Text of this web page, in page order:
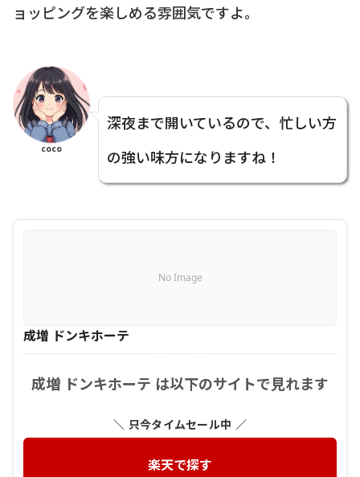
ョッピングを楽しめる雰囲気ですよ。
coco
深夜まで開いているので、忙しい方
の強い味方になりますね！
No Image
成増 ドンキホーテ
成増 ドンキホーテ は以下のサイトで見れます
＼ 只今タイムセール中 ／
楽天で探す